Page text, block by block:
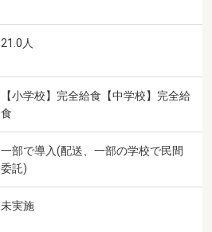
21.0人
【小学校】完全給食【中学校】完全給
食
一部で導入(配送、一部の学校で民間
委託)
未実施